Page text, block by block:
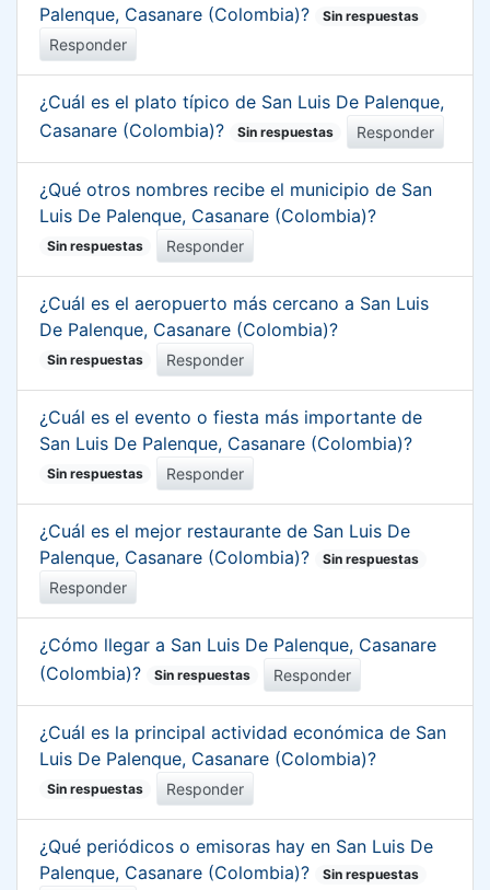
Palenque, Casanare (Colombia)?
Sin respuestas
Responder
¿Cuál es el plato típico de San Luis De Palenque,
Casanare (Colombia)?
Sin respuestas Responder
¿Qué otros nombres recibe el municipio de San
Luis De Palenque, Casanare (Colombia)?
Sin respuestas Responder
¿Cuál es el aeropuerto más cercano a San Luis
De Palenque, Casanare (Colombia)?
Sin respuestas Responder
¿Cuál es el evento o fiesta más importante de
San Luis De Palenque, Casanare (Colombia)?
Sin respuestas Responder
¿Cuál es el mejor restaurante de San Luis De
Palenque, Casanare (Colombia)?
Sin respuestas
Responder
¿Cómo llegar a San Luis De Palenque, Casanare
(Colombia)?
Sin respuestas Responder
¿Cuál es la principal actividad económica de San
Luis De Palenque, Casanare (Colombia)?
Sin respuestas Responder
¿Qué periódicos o emisoras hay en San Luis De
Palenque, Casanare (Colombia)?
Sin respuestas